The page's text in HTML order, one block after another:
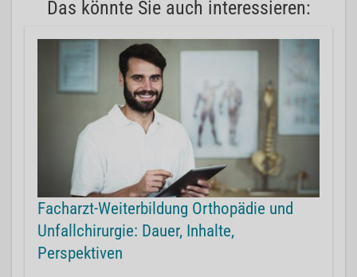
Das könnte Sie auch interessieren:
Facharzt-Weiterbildung Orthopädie und
Unfallchirurgie: Dauer, Inhalte,
Perspektiven